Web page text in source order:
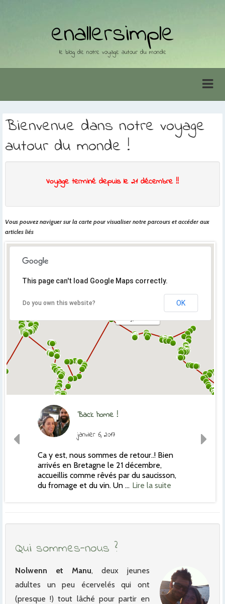
enallersimple
le blog de notre voyage autour du monde
Bienvenue dans notre voyage
autour du monde !
Voyage terminé depuis le 21 décembre !!
Vous pouvez naviguer sur la carte pour visualiser notre parcours et accéder aux
articles liés
This page can't load Google Maps correctly.
Do you own this website? OK
Back home !
janvier 6, 2017
Ca y est, nous sommes de retour..! Bien
arrivés en Bretagne le 21 décembre,
accueillis comme rêvés par du saucisson,
du fromage et du vin. Un … Lire la suite
Qui sommes-nous ?
Nolwenn et Manu, deux jeunes
adultes un peu écervelés qui ont
(presque !) tout lâché pour partir en